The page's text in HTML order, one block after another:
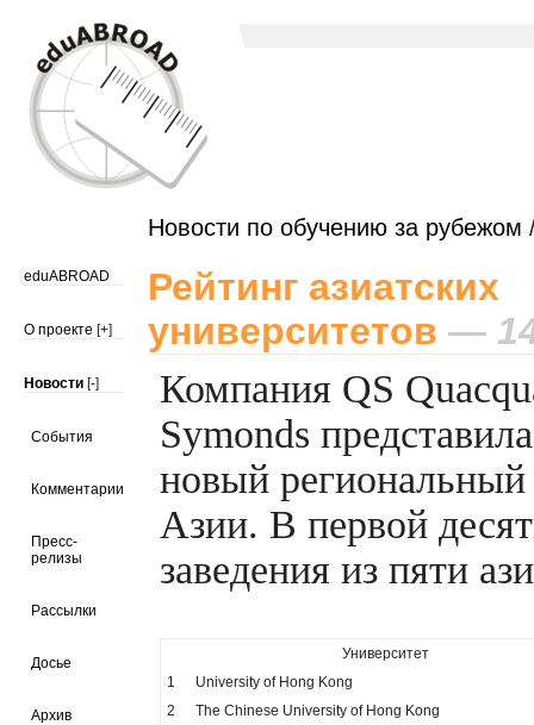
Новости по обучению за рубежом
eduABROAD
О проекте [+]
Новости [-]
События
Комментарии
Пресс-
релизы
Рассылки
Досье
Архив
Рейтинг азиатских
университетов —
Компания QS
Symonds
новый региональный
Азии. В первой
заведения из пяти
Университет
1
University of Hong Kong
2
The Chinese University of Hong Kong